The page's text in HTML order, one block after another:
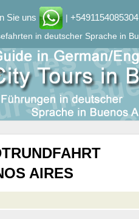
Sie uns | +5491154085304
in deutscher Sprache in
AIRES